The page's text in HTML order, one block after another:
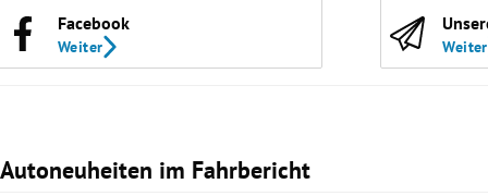
Facebook
Weiter Weiter
Autoneuheiten im Fahrbericht
Slide 1 von 3